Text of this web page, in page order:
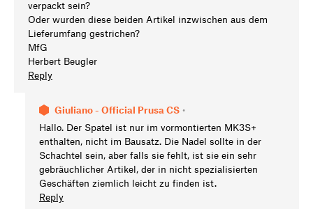
verpackt sein?
Oder wurden diese beiden Artikel inzwischen aus dem
Lieferumfang gestrichen?
MfG
Herbert Beugler
Reply
Giuliano - Official Prusa CS •
Hallo. Der Spatel ist nur im vormontierten MK3S+
enthalten, nicht im Bausatz. Die Nadel sollte in der
Schachtel sein, aber falls sie fehlt, ist sie ein sehr
gebräuchlicher Artikel, der in nicht spezialisierten
Geschäften ziemlich leicht zu finden ist.
Reply